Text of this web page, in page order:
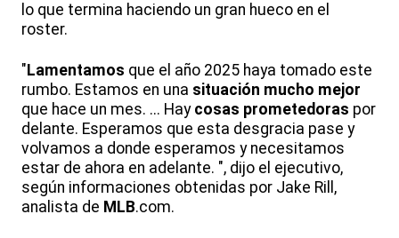
lo que termina haciendo un gran hueco en el
roster.
" Lamentamos que el año 2025 haya tomado este
rumbo. Estamos en una situación mucho mejor
que hace un mes. ... Hay cosas prometedoras por
delante. Esperamos que esta desgracia pase y
volvamos a donde esperamos y necesitamos
estar de ahora en adelante. ", dijo el ejecutivo,
según informaciones obtenidas por Jake Rill,
analista de MLB.com.